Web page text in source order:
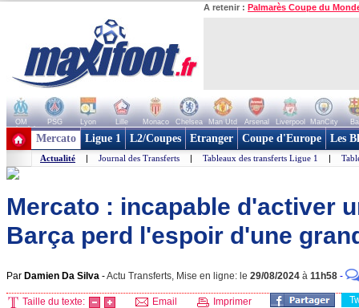
A retenir : Palmarès Coupe du
OM PSG Lyon Lille Monaco Chelsea Man Utd Arsenal Liverpool ManCity
+ de clubs
Mercato Ligue 1 L2/Coupes Etranger Coupe d'Europe Les
Actualité | Journal des Transferts | Tableaux des transferts Ligue 1 |
Mercato : incapable d'activer
Barça perd l'espoir d'une
Par Damien Da Silva -Actu Transferts, Mise en ligne: le 29/08/2024 à 11h58 -
Taille du texte: Email Imprimer